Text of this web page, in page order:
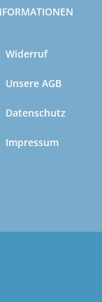
Widerruf
Unsere AGB
Datenschutz
Impressum